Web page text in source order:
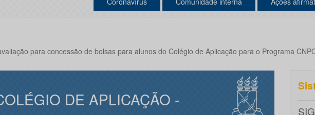
para concessão de bolsas para alunos do Colégio de Aplicação para o Programa
DE APLICAÇÃO -